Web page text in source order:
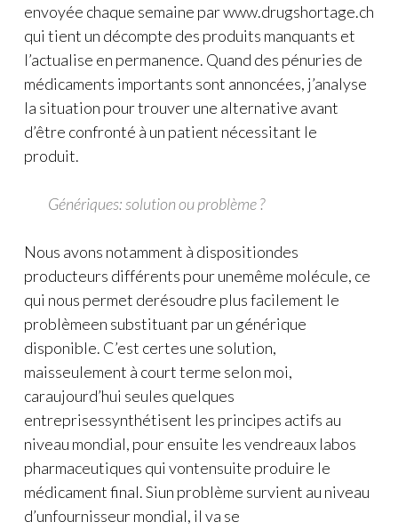
envoyée chaque semaine par www.drugshortage.ch
qui tient un décompte des produits manquants et
l’actualise en permanence. Quand des pénuries de
médicaments importants sont annoncées, j’analyse
la situation pour trouver une alternative avant
d’être confronté à un patient nécessitant le
produit.
Génériques: solution ou problème ?
Nous avons notamment à dispositiondes
producteurs différents pour unemême molécule, ce
qui nous permet derésoudre plus facilement le
problèmeen substituant par un générique
disponible. C’est certes une solution,
maisseulement à court terme selon moi,
caraujourd’hui seules quelques
entreprisessynthétisent les principes actifs au
niveau mondial, pour ensuite les vendreaux labos
pharmaceutiques qui vontensuite produire le
médicament final. Siun problème survient au niveau
d’unfournisseur mondial, il va se